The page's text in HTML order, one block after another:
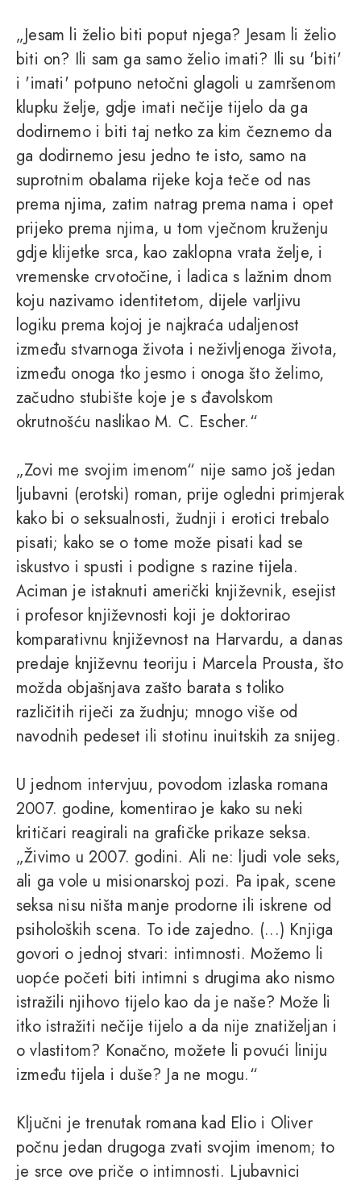
„Jesam li želio biti poput njega? Jesam li želio
biti on? Ili sam ga samo želio imati? Ili su 'biti'
i 'imati' potpuno netočni glagoli u zamršenom
klupku želje, gdje imati nečije tijelo da ga
dodirnemo i biti taj netko za kim čeznemo da
ga dodirnemo jesu jedno te isto, samo na
suprotnim obalama rijeke koja teče od nas
prema njima, zatim natrag prema nama i opet
prijeko prema njima, u tom vječnom kruženju
gdje klijetke srca, kao zaklopna vrata želje, i
vremenske crvotočine, i ladica s lažnim dnom
koju nazivamo identitetom, dijele varljivu
logiku prema kojoj je najkraća udaljenost
između stvarnoga života i neživljenoga života,
između onoga tko jesmo i onoga što želimo,
začudno stubište koje je s đavolskom
okrutnošću naslikao M. C. Escher.“
„Zovi me svojim imenom“ nije samo još jedan
ljubavni (erotski) roman, prije ogledni primjerak
kako bi o seksualnosti, žudnji i erotici trebalo
pisati; kako se o tome može pisati kad se
iskustvo i spusti i podigne s razine tijela.
Aciman je istaknuti američki književnik, esejist
i profesor književnosti koji je doktorirao
komparativnu književnost na Harvardu, a danas
predaje književnu teoriju i Marcela Prousta, što
možda objašnjava zašto barata s toliko
različitih riječi za žudnju; mnogo više od
navodnih pedeset ili stotinu inuitskih za snijeg.
U jednom intervjuu, povodom izlaska romana
2007. godine, komentirao je kako su neki
kritičari reagirali na grafičke prikaze seksa.
„Živimo u 2007. godini. Ali ne: ljudi vole seks,
ali ga vole u misionarskoj pozi. Pa ipak, scene
seksa nisu ništa manje prodorne ili iskrene od
psiholoških scena. To ide zajedno. (...) Knjiga
govori o jednoj stvari: intimnosti. Možemo li
uopće početi biti intimni s drugima ako nismo
istražili njihovo tijelo kao da je naše? Može li
itko istražiti nečije tijelo a da nije znatiželjan i
o vlastitom? Konačno, možete li povući liniju
između tijela i duše? Ja ne mogu.“
Ključni je trenutak romana kad Elio i Oliver
počnu jedan drugoga zvati svojim imenom; to
je srce ove priče o intimnosti. Ljubavnici